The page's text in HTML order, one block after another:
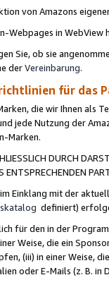
von Amazons
Webpages in WebView
Sie, ob sie
derVereinbarung.
für das
die wir Ihnen als
jede Nutzung der
Marken.
DURCH
Einklang mit der
definiert)
für den in der
Weise, die ein
(iii) in einer Weise,
oder E-Mails (z. B. in